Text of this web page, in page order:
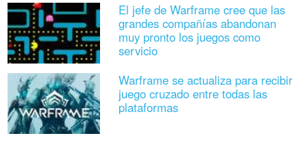
El jefe de Warframe cree que las
grandes compañías abandonan
muy pronto los juegos como
servicio
Warframe se actualiza para recibir
juego cruzado entre todas las
plataformas